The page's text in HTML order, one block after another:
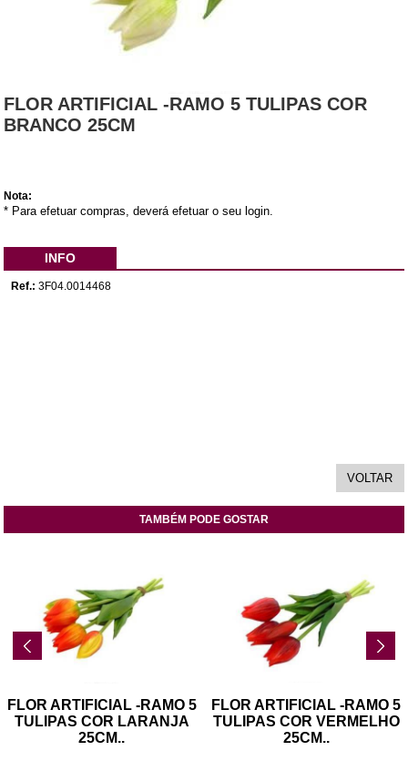
FLOR ARTIFICIAL -RAMO 5 TULIPAS COR
BRANCO 25CM
Nota:
* Para efetuar compras, deverá efetuar o seu login.
INFO
Ref.: 3F04.0014468
TAMBÉM PODE GOSTAR
FLOR ARTIFICIAL -RAMO 5
TULIPAS COR LARANJA
25CM..
FLOR ARTIFICIAL -RAMO 5
TULIPAS COR VERMELHO
25CM..